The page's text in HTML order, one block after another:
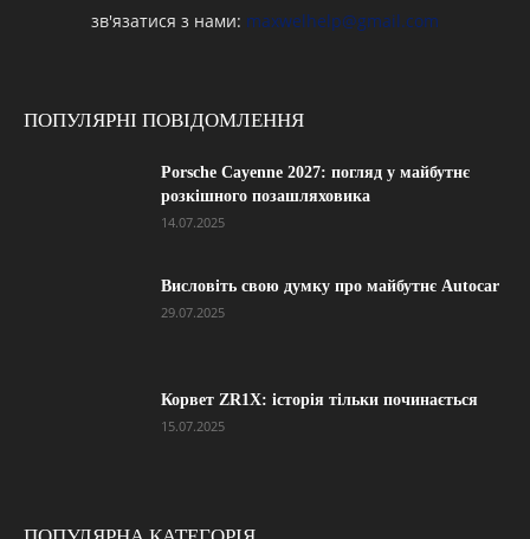
зв'язатися з нами: maxwelhelp@gmail.com
ПОПУЛЯРНІ ПОВІДОМЛЕННЯ
Porsche Cayenne 2027: погляд у майбутнє
розкішного позашляховика
14.07.2025
Висловіть свою думку про майбутнє Autocar
29.07.2025
Корвет ZR1X: історія тільки починається
15.07.2025